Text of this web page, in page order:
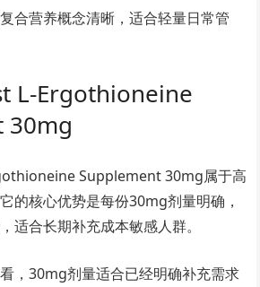
合营养概念清晰，适合轻量日常管
L-Ergothioneine
30mg
Supplement 30mg属于高
的核心优势是每份30mg剂量明确，
适合长期补充成本敏感人群。
，30mg剂量适合已经明确补充需求